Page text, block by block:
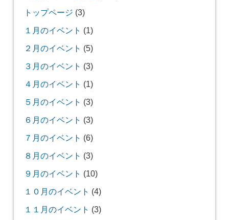
トップページ (3)
１月のイベント (1)
２月のイベント (5)
３月のイベント (3)
４月のイベント (1)
５月のイベント (3)
６月のイベント (3)
７月のイベント (6)
８月のイベント (3)
９月のイベント (10)
１０月のイベント (4)
１１月のイベント (3)